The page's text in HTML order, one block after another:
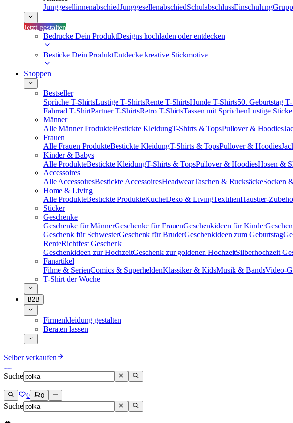
JunggesellinnenabschiedJunggesellenabschiedSchulabschlussEinschulung
Jetzt gestalten
Bedrucke Dein ProduktDesigns hochladen oder entdecken
Besticke Dein ProduktEntdecke kreative Stickmotive
Shoppen
Bestseller
Sprüche T-ShirtsLustige T-ShirtsRente T-ShirtsHunde T-Shirts50. Geburtstag
Fahrrad T-ShirtPartner T-ShirtsRetro T-ShirtsTassen mit SprüchenLustige
Männer
Alle Männer ProdukteBestickte KleidungT-Shirts & TopsPullover & Hoodies
Frauen
Alle Frauen ProdukteBestickte KleidungT-Shirts & TopsPullover & Hoodies
Kinder & Babys
Alle ProdukteBestickte KleidungT-Shirts & TopsPullover & HoodiesHosen &
Accessoires
Alle AccessoiresBestickte AccessoiresHeadwearTaschen & RucksäckeSocken
Home & Living
Alle ProdukteBestickte ProdukteKücheDeko & LivingTextilienHaustier-
Sticker
Geschenke
Geschenke für MännerGeschenke für FrauenGeschenkideen für Kinder
Geschenk für SchwesterGeschenk für BruderGeschenkideen zum Geburtstag
RenteRichtfest Geschenk
Geschenkideen zur HochzeitGeschenk zur goldenen HochzeitSilberhochzeit
Fanartikel
Filme & SerienComics & SuperheldenKlassiker & KidsMusik & BandsVideo-
T-Shirt der Woche
B2B
Firmenkleidung gestalten
Beraten lassen
Selber verkaufen
Suche
0 0
Suche